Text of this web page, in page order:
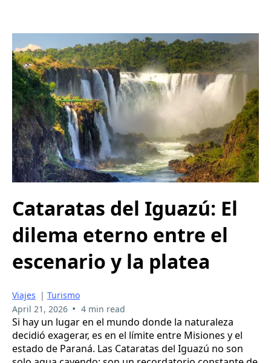
Cataratas del Iguazú: El
dilema eterno entre el
escenario y la platea
Viajes | Turismo
April 21, 2026 • 4 min read
Si hay un lugar en el mundo donde la naturaleza
decidió exagerar, es en el límite entre Misiones y el
estado de Paraná. Las Cataratas del Iguazú no son